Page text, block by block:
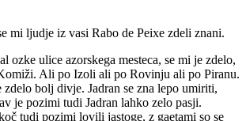
mi ljudje iz vasi Rabo de Peixe zdeli znani.
ozke ulice azorskega mesteca, se mi je zdelo,
Ali po Izoli ali po Rovinju ali po Piranu.
bolj divje. Jadran se zna lepo umiriti,
je pozimi tudi Jadran lahko zelo pasji.
tudi pozimi lovili jastoge, z gaetami so se